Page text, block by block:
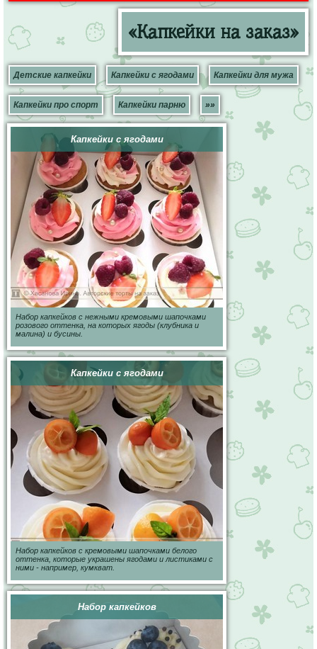
«Капкейки на заказ»
Детские капкейки Капкейки с ягодами Капкейки для мужа
Капкейки про спорт Капкейки парню »»
Капкейки с ягодами
Набор капкейков с нежными кремовыми шапочками
розового оттенка, на которых ягоды (клубника и
малина) и бусины.
Капкейки с ягодами
Набор капкейков с кремовыми шапочками белого
оттенка, которые украшены ягодами и листиками с
ними - например, кумкват.
Набор капкейков